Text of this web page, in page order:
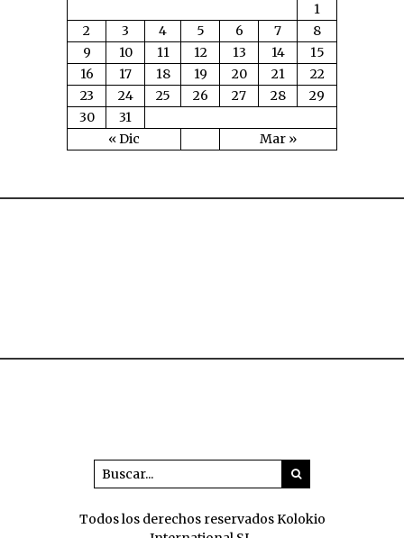
« Dic Mar »
1
2
3 4 5 6 7
8
9
10 11 12 13 14
15
16
17 18 19 20 21
22
23
24 25 26 27 28
29
30
31
Todos los derechos reservados Kolokio